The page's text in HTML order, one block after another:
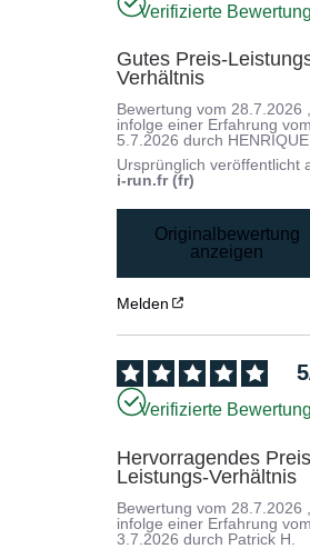
Verifizierte
Gutes Preis-
Verhältnis
Bewertung vom28.7.2026
infolge einer Erfahrung
5.7.2026 durch
Ursprünglich veröffentlicht
i-run.fr (fr)
Originalbewertung
anzeigen
Melden
5
Verifizierte
Hervorragendes
Leistungs-Verhältnis
Bewertung vom 28.7.2026
infolge einer Erfahrung
3.7.2026 durch Patrick H.